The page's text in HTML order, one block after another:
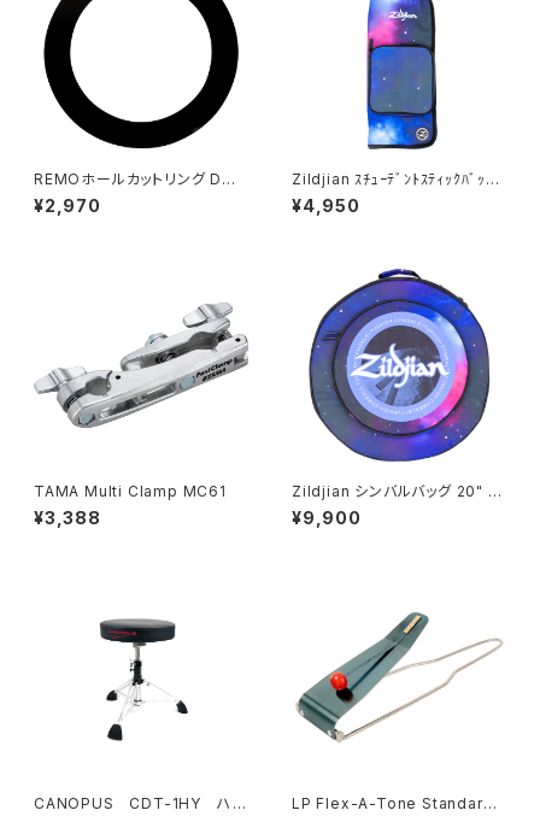
REMOホールカットリング DM-
5 (ブラック)
¥2,970
Zildjian ｽﾁｭｰﾃﾞﾝﾄｽﾃｨｯｸﾊﾞｯ
ｸ ﾊﾟｰﾌﾟﾙｷﾞｬﾗｸｼｰ ZXSB003
02
¥4,950
TAMA Multi Clamp MC61
¥3,388
Zildjian シンバルバッグ 20" ﾊﾟ
ｰﾌﾟﾙｷﾞｬﾗｸｼｰ ZXCB00320
¥9,900
CANOPUS CDT-1HY ハイ
LP Flex-A-Tone Standard